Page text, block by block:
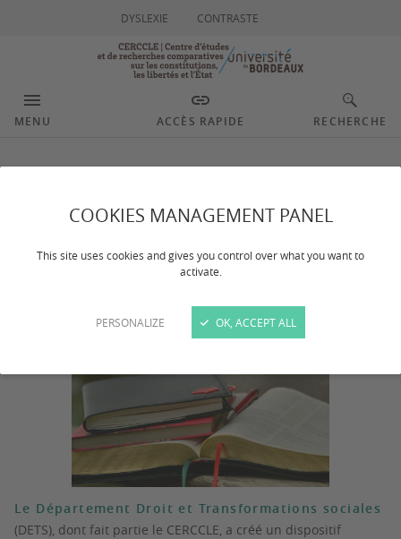
COOKIES MANAGEMENT PANEL
This site uses cookies and gives you control over what you want to
activate.
PERSONALIZE OK, ACCEPT ALL
DYSLEXIE CONTRASTE
MENU ACCÈS RAPIDE RECHERCHE
publications
Le Département Droit et Transformations sociales
(DETS), dont fait partie le CERCCLE, a créé un dispositif